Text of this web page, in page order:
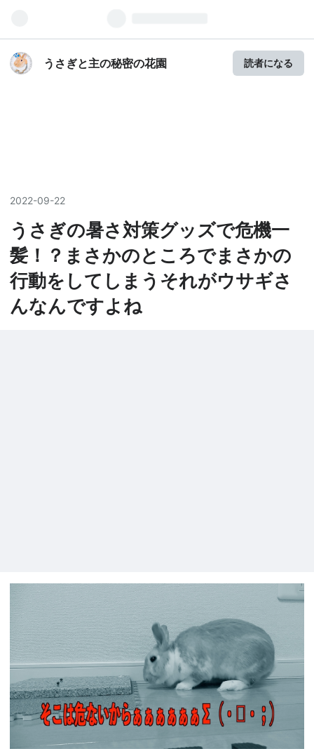
うさぎと主の秘密の花園 読者になる
2022-09-22
うさぎの暑さ対策グッズで危機一
髪！？まさかのところでまさかの
行動をしてしまうそれがウサギさ
んなんですよね